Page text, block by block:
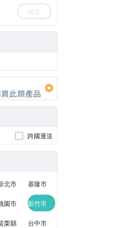
確定
跨國運送
北市 基隆市
園市 新竹市
栗縣 台中市